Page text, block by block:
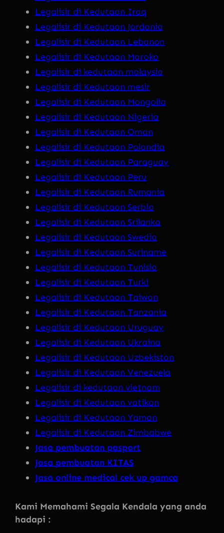
Legalisir di Kedutaan Iraq
Legalisir di Kedutaan Jordania
Legalisir di Kedutaan Lebanon
Legalisir di Kedutaan Maroko
Legalisir di kedutaan malaysia
Legalisir di Kedutaan mesir
Legalisir di Kedutaan Mongolia
Legalisir di Kedutaan Nigeria
Legalisir di Kedutaan Oman
Legalisir di Kedutaan Polandia
Legalisir di Kedutaan Paraguay
Legalisir di Kedutaan Peru
Legalisir di Kedutaan Rumania
Legalisir di Kedutaan Serbia
Legalisir di Kedutaan Srilanka
Legalisir di Kedutaan Swedia
Legalisir di Kedutaan Suriname
Legalisir di Kedutaan Tunisia
Legalisir di Kedutaan Turki
Legalisir di Kedutaan Taiwan
Legalisir di Kedutaan Tanzania
Legalisir di Kedutaan Uruguay
Legalisir di Kedutaan Ukraina
Legalisir di Kedutaan Uzbekistan
Legalisir di Kedutaan Venezuela
Legalisir di kedutaan vietnam
Legalisir di Kedutaan vatikan
Legalisir di Kedutaan Yaman
Legalisir di Kedutaan Zimbabwe
Jasa pembuatan pasport
Jasa pembuatan KITAS
Jasa online medical cek up gamca
Kami Memahami Segala Kendala yang anda
hadapi :